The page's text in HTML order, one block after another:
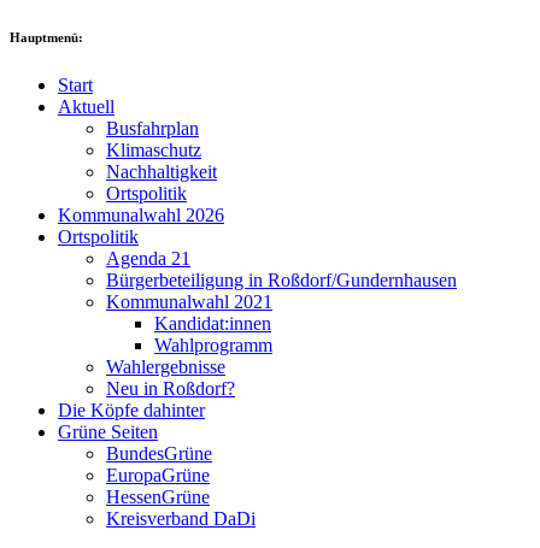
Hauptmenü:
Start
Aktuell
Busfahrplan
Klimaschutz
Nachhaltigkeit
Ortspolitik
Kommunalwahl 2026
Ortspolitik
Agenda 21
Bürgerbeteiligung in Roßdorf/Gundernhausen
Kommunalwahl 2021
Kandidat:innen
Wahlprogramm
Wahlergebnisse
Neu in Roßdorf?
Die Köpfe dahinter
Grüne Seiten
BundesGrüne
EuropaGrüne
HessenGrüne
Kreisverband DaDi